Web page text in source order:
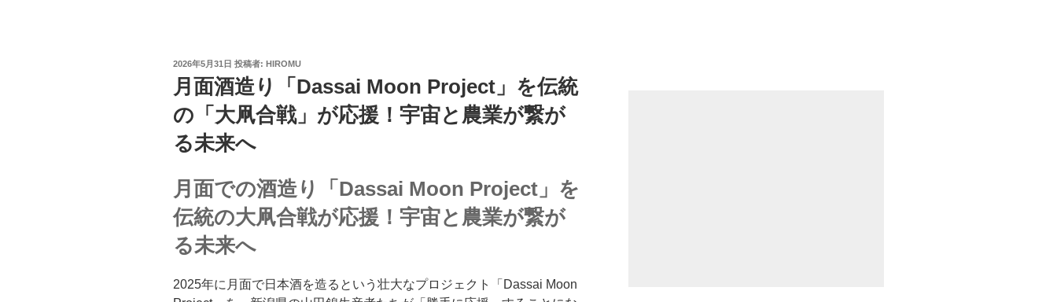
投
稿
日:
2026年5月31日 投稿者: HIROMU
月面酒造り「Dassai Moon Project」を伝統
の「大凧合戦」が応援！宇宙と農業が繋が
る未来へ
月面での酒造り「Dassai Moon Project」を
伝統の大凧合戦が応援！宇宙と農業が繋が
る未来へ
2025年に月面で日本酒を造るという壮大なプロジェクト「Dassai Moon